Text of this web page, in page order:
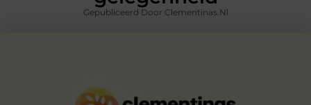
Gepubliceerd Door Clementinas.nl